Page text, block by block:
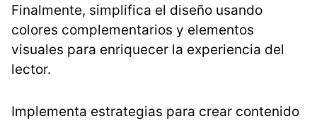
Finalmente, simplifica el diseño usando
colores complementarios y elementos
visuales para enriquecer la experiencia del
lector.
Implementa estrategias para crear contenido